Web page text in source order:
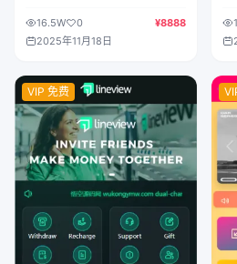
16.5W 0
¥8888
2025年11月18日
VIP 免费